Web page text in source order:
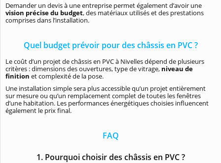
Demander un devis à une entreprise permet également d’avoir une
vision précise du budget, des matériaux utilisés et des prestations
comprises dans l’installation.
Quel budget prévoir pour des châssis en PVC ?
Le coût d’un projet de châssis en PVC à Nivelles dépend de plusieurs
critères : dimensions des ouvertures, type de vitrage, niveau de
finition et complexité de la pose.
Une installation simple sera plus accessible qu’un projet entièrement
sur mesure ou qu’un remplacement complet de toutes les fenêtres
d’une habitation. Les performances énergétiques choisies influencent
également le prix final.
FAQ
1. Pourquoi choisir des châssis en PVC ?